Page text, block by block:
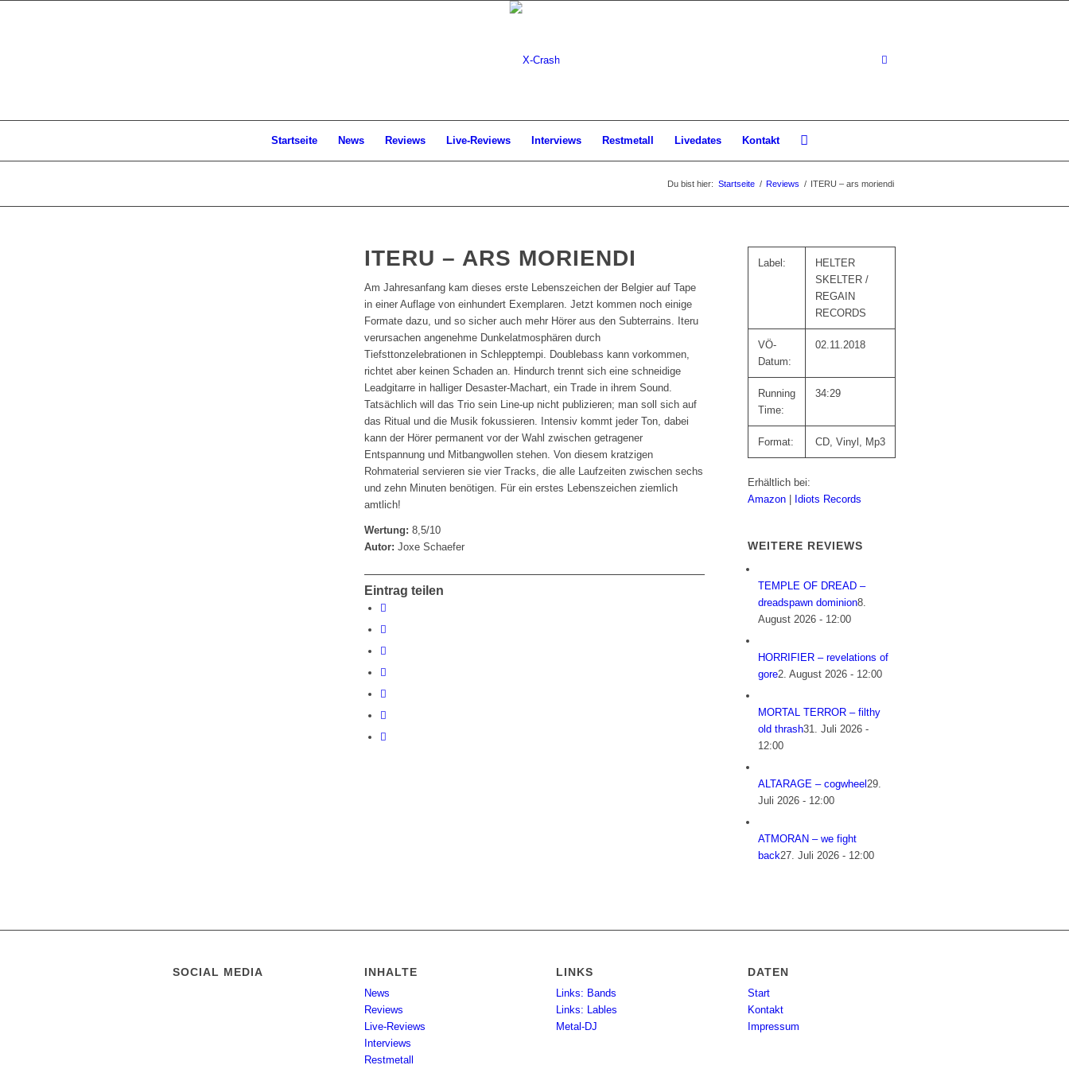
Startseite News Reviews Live-Reviews Interviews Restmetall Livedates Kontakt
Du bist hier: Startseite / Reviews / ITERU – ars moriendi
ITERU – ARS MORIENDI
Am Jahresanfang kam dieses erste Lebenszeichen der Belgier auf Tape
in einer Auflage von einhundert Exemplaren. Jetzt kommen noch einige
Formate dazu, und so sicher auch mehr Hörer aus den Subterrains. Iteru
verursachen angenehme Dunkelatmosphären durch
Tiefsttonzelebrationen in Schlepptempi. Doublebass kann vorkommen,
richtet aber keinen Schaden an. Hindurch trennt sich eine schneidige
Leadgitarre in halliger Desaster-Machart, ein Trade in ihrem Sound.
Tatsächlich will das Trio sein Line-up nicht publizieren; man soll sich auf
das Ritual und die Musik fokussieren. Intensiv kommt jeder Ton, dabei
kann der Hörer permanent vor der Wahl zwischen getragener
Entspannung und Mitbangwollen stehen. Von diesem kratzigen
Rohmaterial servieren sie vier Tracks, die alle Laufzeiten zwischen sechs
und zehn Minuten benötigen. Für ein erstes Lebenszeichen ziemlich
amtlich!
Wertung: 8,5/10
Autor: Joxe Schaefer
Eintrag teilen
Label:
HELTER
SKELTER /
REGAIN
RECORDS
VÖ-
Datum:
02.11.2018
Running
Time:
34:29
Format: CD, Vinyl, Mp3
Erhältlich bei:
Amazon
Idiots Records
WEITERE REVIEWS
TEMPLE OF DREAD –
dreadspawn dominion8.
August 2026 - 12:00
HORRIFIER – revelations of
gore2. August 2026 - 12:00
MORTAL TERROR – filthy
old thrash31. Juli 2026 -
12:00
ALTARAGE – cogwheel29.
Juli 2026 - 12:00
ATMORAN – we fight
back27. Juli 2026 - 12:00
SOCIAL MEDIA INHALTE
News
Reviews
Live-Reviews
Interviews
Restmetall
LINKS
Links: Bands
Links: Lables
Metal-DJ
DATEN
Start
Kontakt
Impressum